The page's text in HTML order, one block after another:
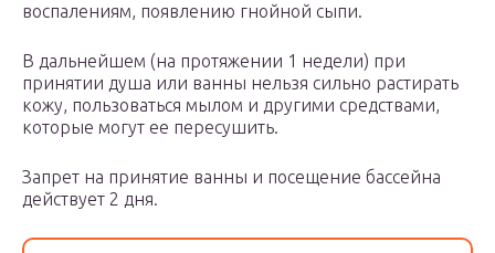
воспалениям, появлению гнойной сыпи.
В дальнейшем (на протяжении 1 недели) при
принятии душа или ванны нельзя сильно растирать
кожу, пользоваться мылом и другими средствами,
которые могут ее пересушить.
Запрет на принятие ванны и посещение бассейна
действует 2 дня.